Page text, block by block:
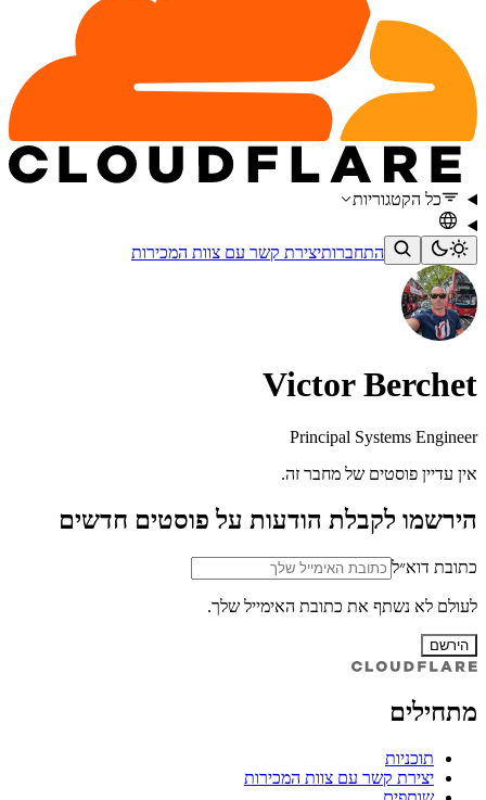
כל הקטגוריות
התחברותיצירת קשר עם צוות המכירות
Victor Berchet
Principal Systems Engineer
אין עדיין פוסטים של מחבר זה.
הירשמו לקבלת הודעות על פוסטים חדשים
כתובת דוא״ל
לעולם לא נשתף את כתובת האימייל שלך.
הירשם
מתחילים
תוכניות
יצירת קשר עם צוות המכירות